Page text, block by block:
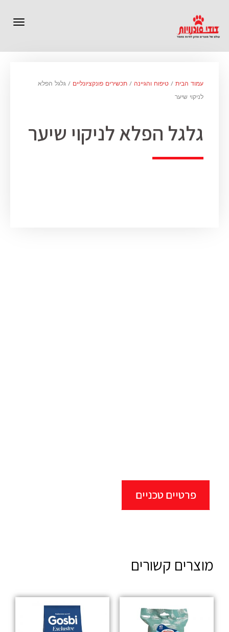
עמוד הבית / טיפוח והגיינה / תכשירים פונקציונליים / גלגל הפלא
לניקוי שיער
גלגל הפלא לניקוי שיער
פרטיים טכניים
מוצרים קשורים